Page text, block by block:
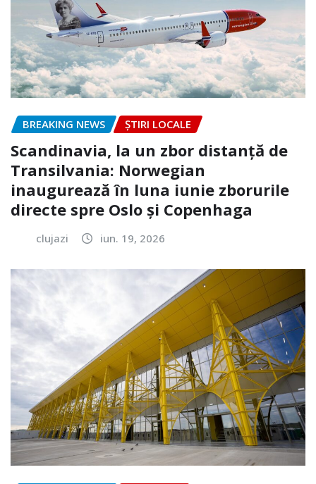
BREAKING NEWS ȘTIRI LOCALE
Scandinavia, la un zbor distanță de
Transilvania: Norwegian
inaugurează în luna iunie zborurile
directe spre Oslo și Copenhaga
clujazi iun. 19, 2026